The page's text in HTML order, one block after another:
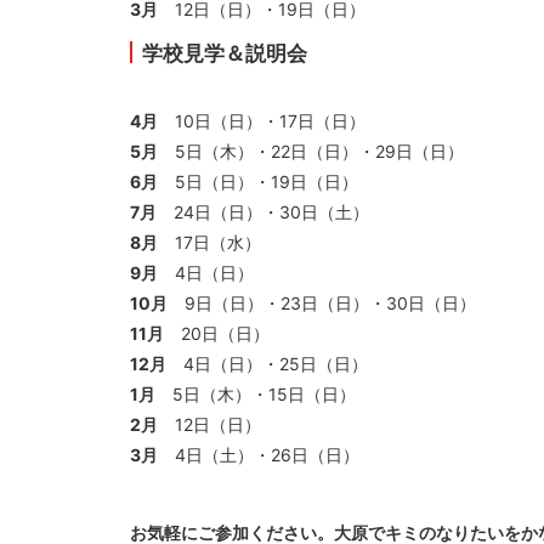
3月 12日（日）・19日（日）
学校見学＆説明会
4月 10日（日）・17日（日）
5月 5日（木）・22日（日）・29日（日）
6月
5日（日）・19日（日）
7月 24日（日）・30日（土）
8月
17日（水）
9月 4日（日）
10月
9日（日）・23日（日）・30日（日）
11月
20日（日）
12月 4日（日）・25日（日）
1月 5日（木）・15日（日）
2月 12日（日）
3月 4日（土）・26日（日）
お気軽にご参加ください。大原でキミのなりたいをか